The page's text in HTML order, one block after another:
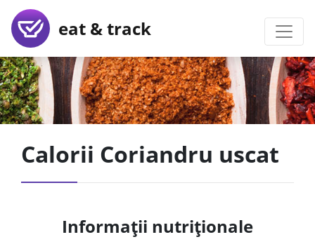
eat & track
Calorii Coriandru uscat
Informații nutriționale